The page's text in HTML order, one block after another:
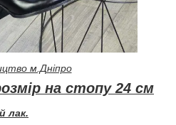
м.Дніпро
на стопу 24 см
лак.